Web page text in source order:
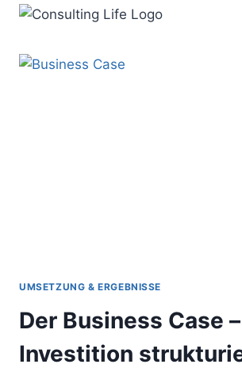
Zum
springen
UMSETZUNG & ERGEBNISSE
Der Business Case
Investition